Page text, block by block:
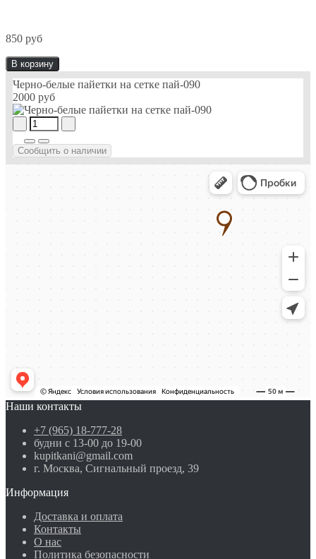
850 руб
В корзину
Черно-белые пайетки на сетке пай-090
2000 руб
Сообщить о наличии
Наши контакты
+7 (965) 18-777-28
будни с 13-00 до 19-00
kupitkani@gmail.com
г. Москва, Сигнальный проезд, 39
Информация
Доставка и оплата
Контакты
О нас
Политика безопасности